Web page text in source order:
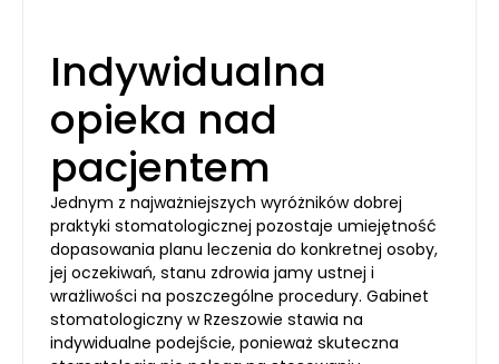
Indywidualna
opieka nad
pacjentem
Jednym z najważniejszych wyróżników dobrej
praktyki stomatologicznej pozostaje umiejętność
dopasowania planu leczenia do konkretnej osoby,
jej oczekiwań, stanu zdrowia jamy ustnej i
wrażliwości na poszczególne procedury. Gabinet
stomatologiczny w Rzeszowie stawia na
indywidualne podejście, ponieważ skuteczna